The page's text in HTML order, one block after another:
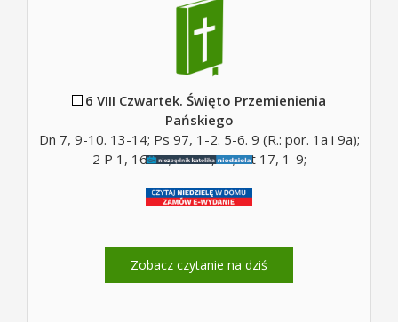
6 VIII Czwartek. Święto Przemienienia
Pańskiego
Dn 7, 9-10. 13-14; Ps 97, 1-2. 5-6. 9 (R.: por. 1a i 9a);
2 P 1, 16-19; Mt 17, 5c; Mt 17, 1-9;
Zobacz czytanie na dziś